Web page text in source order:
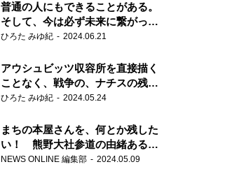
普通の人にもできることがある。
そして、今は必ず未来に繋がって
いく……『ONE LIFE 奇跡が繋い
ひろた みゆ紀 2024.06.21
アウシュビッツ収容所を直接描く
ことなく、戦争の、ナチスの残虐
さが見える映画 『関心領域』
ひろた みゆ紀 2024.05.24
まちの本屋さんを、何とか残した
い！ 熊野大社参道の由緒ある書
店・三代目の強い思い
NEWS ONLINE 編集部 2024.05.09